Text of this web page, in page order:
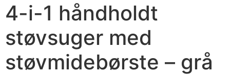
4-i-1 håndholdt
støvsuger med
støvmidebørste – grå